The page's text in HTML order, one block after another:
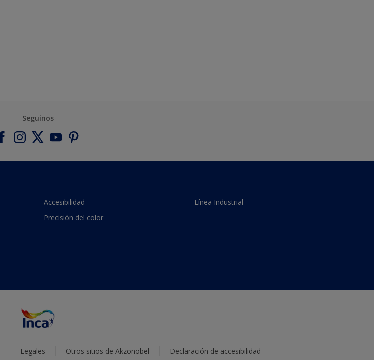
Seguinos
Accesibilidad
Precisión del color
Línea Industrial
Legales Otros sitios de Akzonobel Declaración de accesibilidad